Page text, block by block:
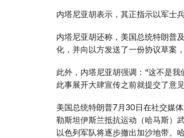
内塔尼亚胡表示，其正指示以军士
内塔尼亚胡还称，美国总统特朗普
化，并向以方发送了一份协议草案
此外，内塔尼亚胡强调：“这不是
此事展开大肆宣传之前就提交了意
美国总统特朗普7月30日在社交媒
勒斯坦伊斯兰抵抗运动（哈马斯）
以色列军队将逐步撤出加沙地带。